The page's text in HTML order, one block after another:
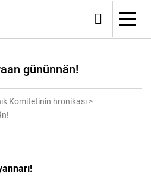
gününnän!
Komitetinin hronikası >